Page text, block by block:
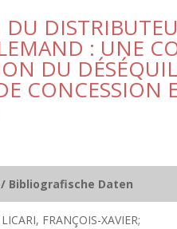
: UNE
DU
CONCESSION
Bibliografische Daten
LICARI, FRANÇOIS-XAVIER;